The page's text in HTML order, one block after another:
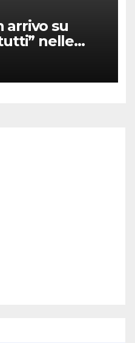
arrivo su
nelle
non solo